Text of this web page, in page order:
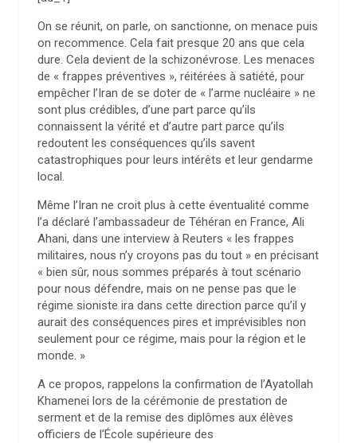
On se réunit, on parle, on sanctionne, on menace puis
on recommence. Cela fait presque 20 ans que cela
dure. Cela devient de la schizonévrose. Les menaces
de « frappes préventives », réitérées à satiété, pour
empêcher l’Iran de se doter de « l’arme nucléaire » ne
sont plus crédibles, d’une part parce qu’ils
connaissent la vérité et d’autre part parce qu’ils
redoutent les conséquences qu’ils savent
catastrophiques pour leurs intérêts et leur gendarme
local.
Même l’Iran ne croit plus à cette éventualité comme
l’a déclaré l’ambassadeur de Téhéran en France, Ali
Ahani, dans une interview à Reuters « les frappes
militaires, nous n’y croyons pas du tout » en précisant
« bien sûr, nous sommes préparés à tout scénario
pour nous défendre, mais on ne pense pas que le
régime sioniste ira dans cette direction parce qu’il y
aurait des conséquences pires et imprévisibles non
seulement pour ce régime, mais pour la région et le
monde. »
A ce propos, rappelons la confirmation de l’Ayatollah
Khamenei lors de la cérémonie de prestation de
serment et de la remise des diplômes aux élèves
officiers de l’École supérieure des